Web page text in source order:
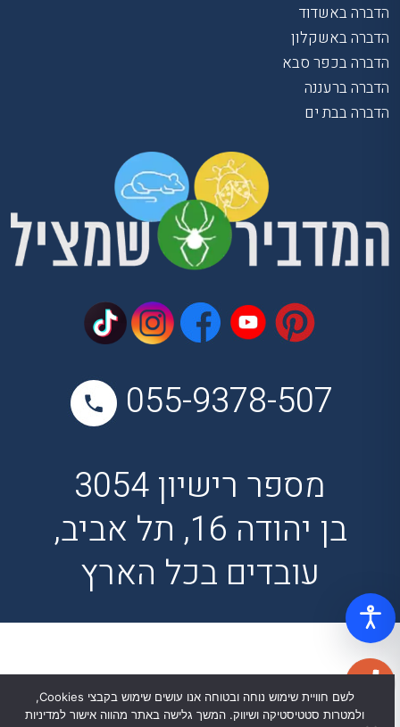
הדברה באשדוד
הדברה באשקלון
הדברה בכפר סבא
הדברה ברעננה
הדברה בבת ים
055-9378-507
מספר רישיון 3054
בן יהודה 16, תל אביב,
עובדים בכל הארץ
לשם חוויית שימוש נוחה ובטוחה אנו עושים שימוש בקבצי Cookies,
ולמטרות סטטיסטיקה ושיווק. המשך גלישה באתר מהווה אישור למדיניות